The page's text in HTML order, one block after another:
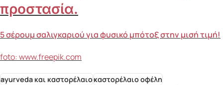
προστασία.
5 σέρουμ σαλιγκαριού για φυσικό μπότοξ στην μισή τιμή!
foto: www.freepik.com
ayurveda και καστορέλαιοκαστορέλαιο οφέλη